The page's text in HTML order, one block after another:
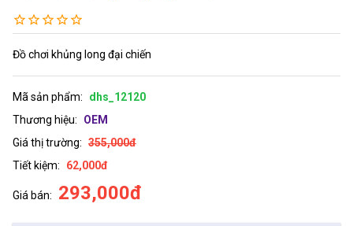
Đồ chơi khủng long đại chiến
Mã sản phẩm:
dhs_12120
Thương hiệu:
OEM
Giá thị trường: 355,000đ
Tiết kiệm:
62,000đ
Giá bán: 293,000đ